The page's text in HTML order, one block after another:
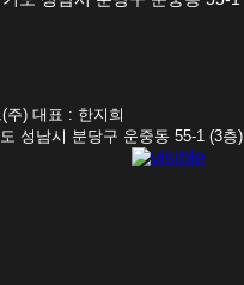
주) 대표 : 한지희
성남시 분당구 운중동 55-1 (3층)